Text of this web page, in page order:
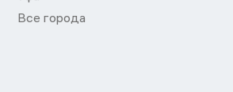
Все города